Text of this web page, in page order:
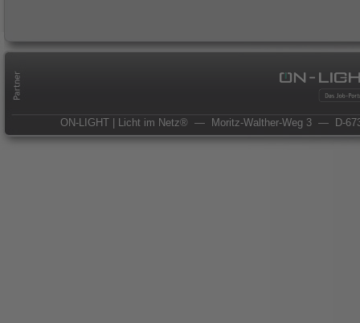
ON-LIGHT | Licht im Netz® — Moritz-Walther-Weg 3 — D-